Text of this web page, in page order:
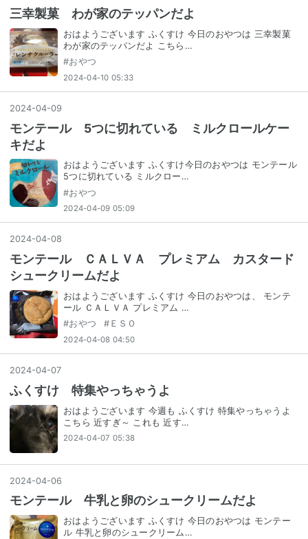
三幸製菓 わが家のテッパンだよ
おはようございます ふくすけ 今日のおやつは 三幸製菓
わが家のテッパンだよ こちら…
#おやつ
2024-04-10 05:33
2024-04-09
モンテール 5つに切れている ミルクロールケー
キだよ
おはようございます ふくすけ今日のおやつは モンテール
5つに切れている ミルクロー…
#おやつ
2024-04-09 05:09
2024-04-08
モンテール ＣＡＬＶＡ プレミアム カスタード
シュークリームだよ
おはようございます ふくすけ 今日のおやつは、 モンテ
ール ＣＡＬＶＡ プレミアム …
#おやつ #ＥＳＯ
2024-04-08 04:50
2024-04-07
ふくすけ 特集やっちゃうよ
おはようございます 今週も ふくすけ 特集やっちゃうよ
こちら 近すぎ～ これも 近す…
2024-04-07 05:38
2024-04-06
モンテール 牛乳と卵のシュークリームだよ
おはようございます ふくすけ 今日のおやつは モンテー
ル 牛乳と卵のシュークリーム…